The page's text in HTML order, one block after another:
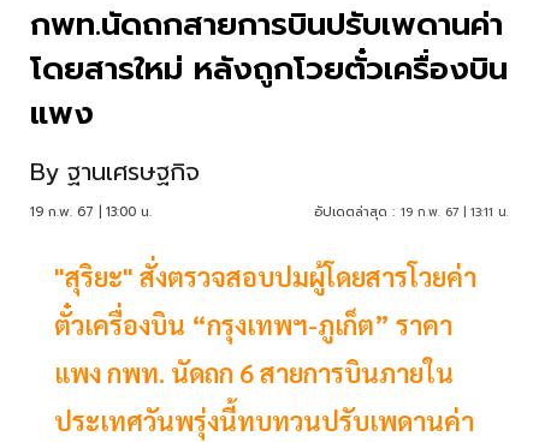
กพท.นัดถกสายการบินปรับเพดานค่า
โดยสารใหม่ หลังถูกโวยตั๋วเครื่องบิน
แพง
By ฐานเศรษฐกิจ
19 ก.พ. 67 | 13:00 น. อัปเดตล่าสุด : 19 ก.พ. 67 | 13:11 น.
"สุริยะ" สั่งตรวจสอบปมผู้โดยสารโวยค่า
ตั๋วเครื่องบิน “กรุงเทพฯ-ภูเก็ต” ราคา
แพง กพท. นัดถก 6 สายการบินภายใน
ประเทศวันพรุ่งนี้ทบทวนปรับเพดานค่า